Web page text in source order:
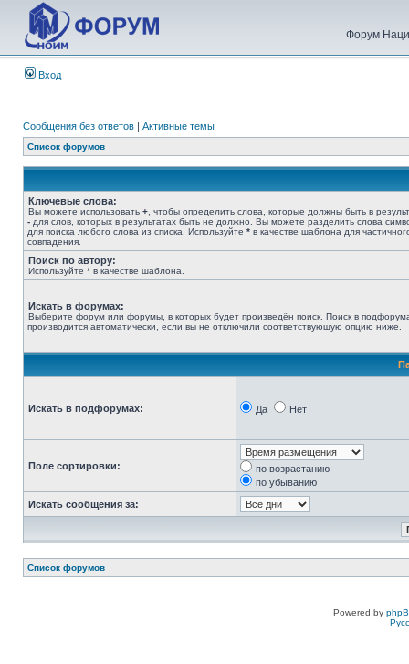
Форум
Вход
Сообщения без ответов | Активные темы
Список форумов
Ключевые слова:
Вы можете использовать + , чтобы определить слова, которые должны быть в
- для слов, которых в результатах быть не должно. Вы можете разделить слова
для поиска любого слова из списка. Используйте * в качестве шаблона для
совпадения.
Поиск по автору:
Используйте * в качестве шаблона.
Искать в форумах:
Выберите форум или форумы, в которых будет произведён поиск. Поиск в
производится автоматически, если вы не отключили соответствующую опцию ниже.
Искать в подфорумах: Да Нет
Поле сортировки:
по возрастанию
по убыванию
Искать сообщения за:
Список форумов
Powered by